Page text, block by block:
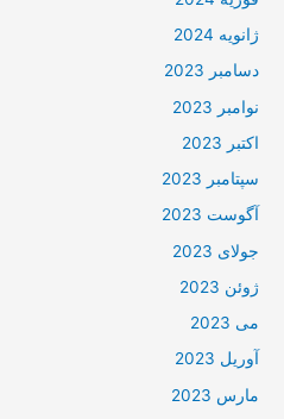
ژانویه 2024
دسامبر 2023
نوامبر 2023
اکتبر 2023
سپتامبر 2023
آگوست 2023
جولای 2023
ژوئن 2023
می 2023
آوریل 2023
مارس 2023